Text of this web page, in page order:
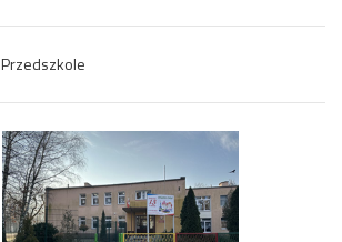
Przedszkole